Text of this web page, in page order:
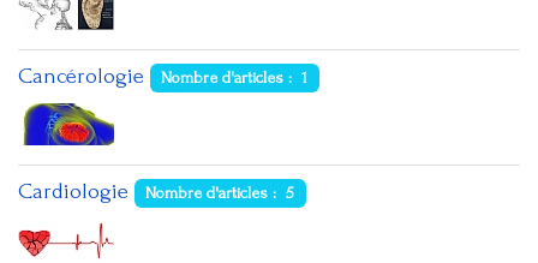
Cancérologie Nombre d'articles : 1
Cardiologie Nombre d'articles : 5